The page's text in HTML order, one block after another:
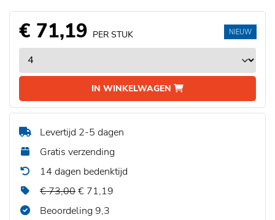
€ 71,19 PER STUK
IN WINKELWAGEN
NIEUW
Levertijd 2-5 dagen
Gratis verzending
14 dagen bedenktijd
€ 73,00€ 71,19
Beoordeling 9,3